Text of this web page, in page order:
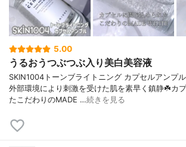
5.00
うるおうつぶつぶ入り美白美容液
SKIN1004トーンブライトニング カプセルアンプ
外部環境により刺激を受けた肌を素早く鎮静☘️カ
たこだわりのMADE …続きを見る